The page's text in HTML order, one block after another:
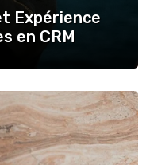
Expérience
en CRM